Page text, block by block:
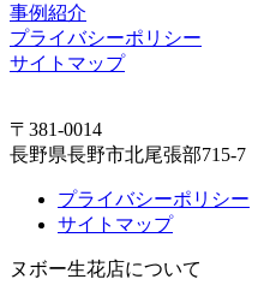
事例紹介
プライバシーポリシー
サイトマップ
〒381-0014
長野県長野市北尾張部715-7
プライバシーポリシー
サイトマップ
ヌボー生花店について